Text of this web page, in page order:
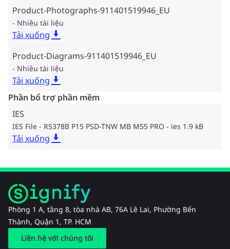
Product-Photographs-911401519946_EU
Nhiều tài liệu
Tải xuống
Product-Diagrams-911401519946_EU
Nhiều tài liệu
Tải xuống
Phần bổ trợ phần mềm
IES
IES File - RS378B P15 PSD-TNW MB M55 PRO ies 1.9 kB
Tải xuống
Phòng 1 A, tầng 8, tòa nhà AB, 76A Lê Lai, Phường Bến
Thành, Quận 1, TP. HCM
Liên hệ với chúng tôi